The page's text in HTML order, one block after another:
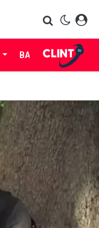
BABES LIFE